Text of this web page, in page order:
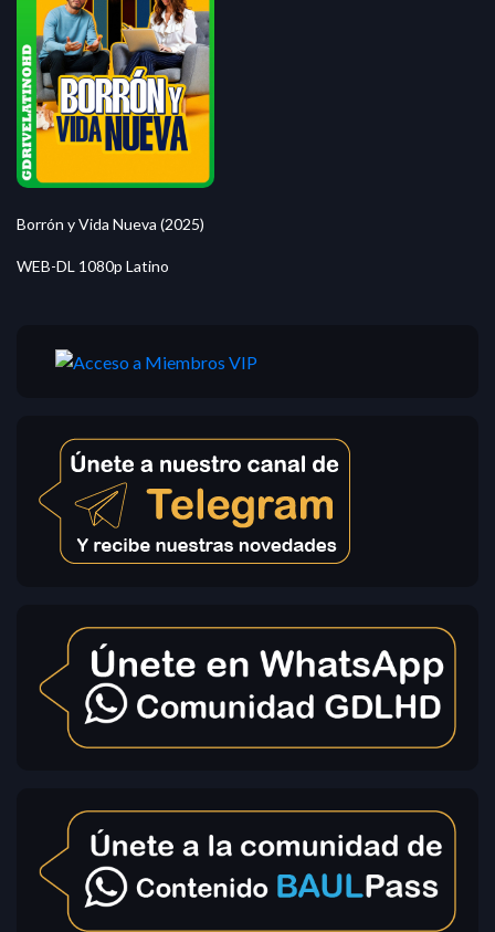
Borrón y Vida Nueva (2025)
WEB-DL 1080p Latino